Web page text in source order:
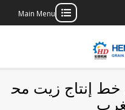
Main Menu
مصنع إنتاج
النباتية
إنتاج زيت مح